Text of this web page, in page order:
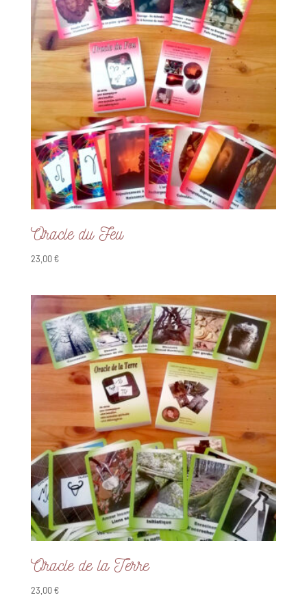
Oracle du Feu
23,00€
Oracle de la Terre
23,00€